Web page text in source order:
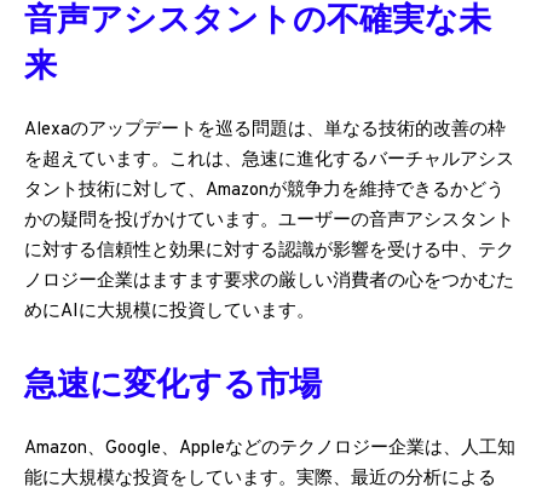
音声アシスタントの不確実な未
来
Alexaのアップデートを巡る問題は、単なる技術的改善の枠
を超えています。これは、急速に進化するバーチャルアシス
タント技術に対して、Amazonが競争力を維持できるかどう
かの疑問を投げかけています。ユーザーの音声アシスタント
に対する信頼性と効果に対する認識が影響を受ける中、テク
ノロジー企業はますます要求の厳しい消費者の心をつかむた
めにAIに大規模に投資しています。
急速に変化する市場
Amazon、Google、Appleなどのテクノロジー企業は、人工知
能に大規模な投資をしています。実際、最近の分析による